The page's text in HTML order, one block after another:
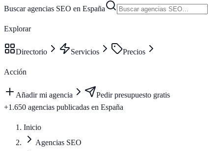
Buscar agencias SEO en España
Explorar
Directorio Servicios Precios
Acción
Añadir mi agencia
Pedir presupuesto gratis
+1.650 agencias publicadas en España
Inicio
Agencias SEO